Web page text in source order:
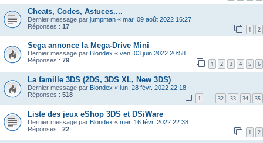
Cheats, Codes, Astuces....
Dernier message par jumpman « mar. 09 août 2022 16:27
Réponses : 17 1 2
Sega annonce la Mega-Drive Mini
Dernier message par Blondex « ven. 03 juin 2022 20:58
Réponses : 79 1 2 3 4 5 6
La famille 3DS (2DS, 3DS XL, New 3DS)
Dernier message par Blondex « lun. 28 févr. 2022 22:18
Réponses : 518 1 … 32 33 34 35
Liste des jeux eShop 3DS et DSiWare
Dernier message par Blondex « mer. 16 févr. 2022 22:38
Réponses : 22 1 2